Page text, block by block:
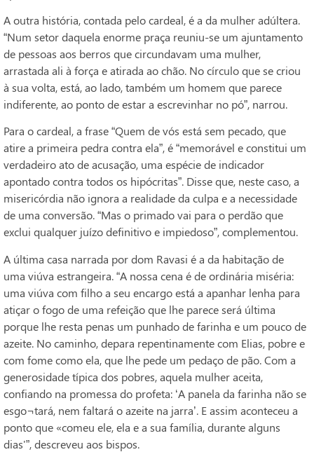
A outra história, contada pelo cardeal, é a da mulher adúltera.
“Num setor daquela enorme praça reuniu-se um ajuntamento
de pessoas aos berros que circundavam uma mulher,
arrastada ali à força e atirada ao chão. No círculo que se criou
à sua volta, está, ao lado, também um homem que parece
indiferente, ao ponto de estar a escrevinhar no pó”, narrou.
Para o cardeal, a frase “Quem de vós está sem pecado, que
atire a primeira pedra contra ela”, é “memorável e constitui um
verdadeiro ato de acusação, uma espécie de indicador
apontado contra todos os hipócritas”. Disse que, neste caso, a
misericórdia não ignora a realidade da culpa e a necessidade
de uma conversão. “Mas o primado vai para o perdão que
exclui qualquer juízo definitivo e impiedoso”, complementou.
A última casa narrada por dom Ravasi é a da habitação de
uma viúva estrangeira. “A nossa cena é de ordinária miséria:
uma viúva com filho a seu encargo está a apanhar lenha para
atiçar o fogo de uma refeição que lhe parece será última
porque lhe resta penas um punhado de farinha e um pouco de
azeite. No caminho, depara repentinamente com Elias, pobre e
com fome como ela, que lhe pede um pedaço de pão. Com a
generosidade típica dos pobres, aquela mulher aceita,
confiando na promessa do profeta: ‘A panela da farinha não se
esgo¬tará, nem faltará o azeite na jarra’. E assim aconteceu a
ponto que «comeu ele, ela e a sua família, durante alguns
dias'”, descreveu aos bispos.